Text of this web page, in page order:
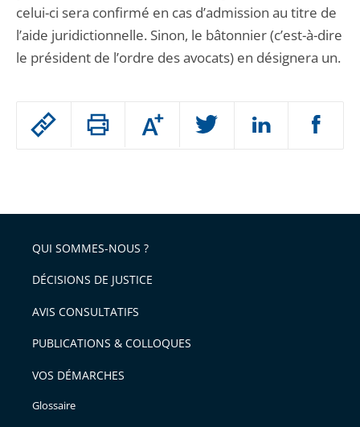
Passer
arriver
après
Augmenter
ou
l'article
pour
avant
celui-ci sera confirmé en cas d’admission au titre de
l’aide juridictionnelle. Sinon, le bâtonnier (c’est-à-dire
le président de l’ordre des avocats) en désignera un.​​​​​​
QUI SOMMES-NOUS ?
DÉCISIONS DE JUSTICE
AVIS CONSULTATIFS
PUBLICATIONS & COLLOQUES
VOS DÉMARCHES
Glossaire